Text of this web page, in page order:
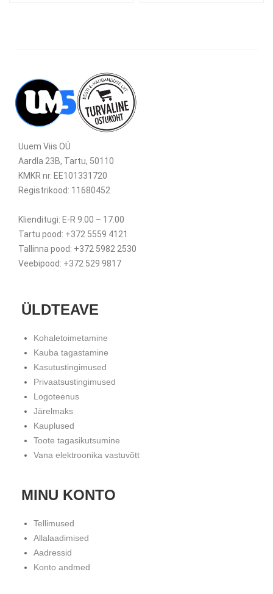
Uuem Viis OÜ
Aardla 23B, Tartu, 50110
KMKR nr. EE101331720
Registrikood: 11680452
Klienditugi: E-R 9.00 – 17.00
Tartu pood: +372 5559 4121
Tallinna pood: +372 5982 2530
Veebipood: +372 529 9817
ÜLDTEAVE
Kohaletoimetamine
Kauba tagastamine
Kasutustingimused
Privaatsustingimused
Logoteenus
Järelmaks
Kauplused
Toote tagasikutsumine
Vana elektroonika vastuvõtt
MINU KONTO
Tellimused
Allalaadimised
Aadressid
Konto andmed